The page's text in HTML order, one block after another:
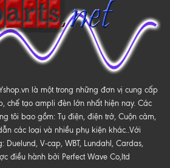
là một trong những đơn vị cung cấp
chế tạo ampli đèn lớn nhất hiện nay. Các
tôi bao gồm: Tụ điện, điện trở, Cuộn cảm,
các loại và nhiều phụ kiện khác..Với
Duelund, V-cap, WBT, Lundahl, Cardas,
điều hành bởi Perfect Wave Co,ltd